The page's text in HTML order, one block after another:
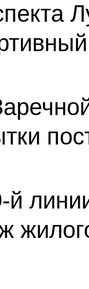
й